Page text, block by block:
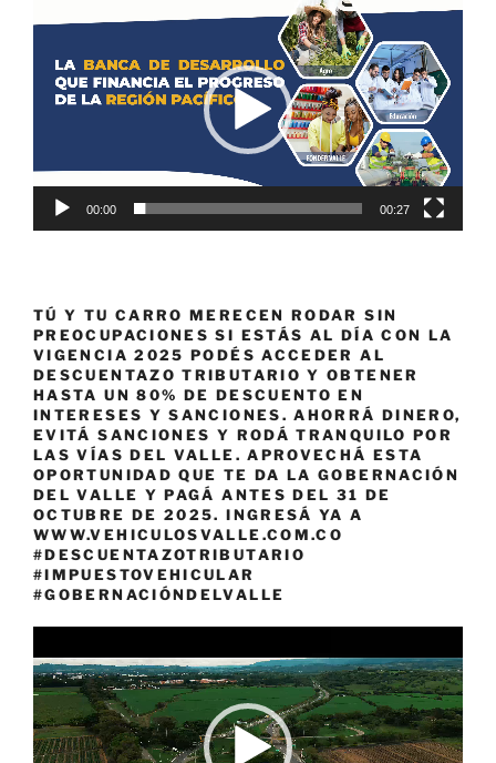
de
00:00 00:27
TÚ Y TU CARRO MERECEN RODAR SIN
PREOCUPACIONES SI ESTÁS AL DÍA CON LA
VIGENCIA 2025 PODÉS ACCEDER AL
DESCUENTAZO TRIBUTARIO Y OBTENER
HASTA UN 80% DE DESCUENTO EN
INTERESES Y SANCIONES. AHORRÁ DINERO,
EVITÁ SANCIONES Y RODÁ TRANQUILO POR
LAS VÍAS DEL VALLE. APROVECHÁ ESTA
OPORTUNIDAD QUE TE DA LA GOBERNACIÓN
DEL VALLE Y PAGÁ ANTES DEL 31 DE
OCTUBRE DE 2025. INGRESÁ YA A
WWW.VEHICULOSVALLE.COM.CO
#DESCUENTAZOTRIBUTARIO
#IMPUESTOVEHICULAR
#GOBERNACIÓNDELVALLE
de
vídeo